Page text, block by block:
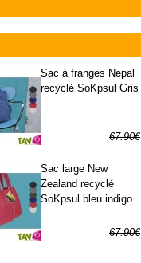
Sac à franges Nepal
recyclé SoKpsul Gris
67.90€
Sac large New
Zealand recyclé
SoKpsul bleu indigo
67.90€